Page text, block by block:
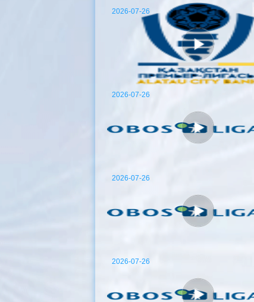
2026-07-26
2026-07-26
2026-07-26
2026-07-26